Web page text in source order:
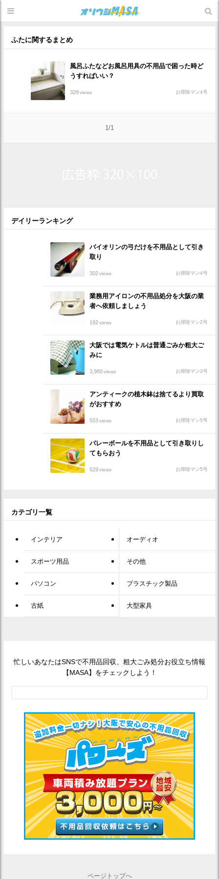
ふたに関するまとめ
風呂ふたなどお風呂用具の不用品で困った時ど
うすればいい？
329views お掃除マン4号
1/1
デイリーランキング
バイオリンの弓だけを不用品として引き
取り
302views お掃除マン4号
業務用アイロンの不用品処分を大阪の業
者へ依頼しましょう
192views お掃除マン2号
大阪では電気ケトルは普通ごみか粗大ご
みに
3,980views お掃除マン3号
アンティークの植木鉢は捨てるより買取
がおすすめ
553views お掃除マン5号
バレーボールを不用品として引き取りし
てもらおう
529views お掃除マン5号
カテゴリ一覧
インテリア オーディオ
スポーツ用品 その他
パソコン プラスチック製品
古紙 大型家具
忙しいあなたはSNSで不用品回収、粗大ごみ処分お役立ち情報
【MASA】をチェックしよう！
ページトップへ